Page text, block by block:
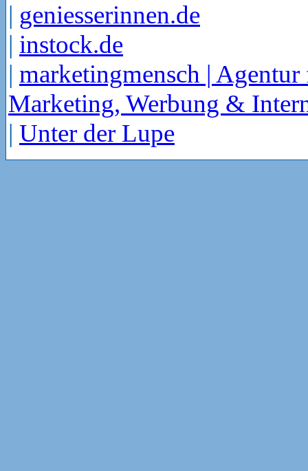
| geniesserinnen.de
| instock.de
| marketingmensch | Agentur
Marketing, Werbung &
| Unter der Lupe